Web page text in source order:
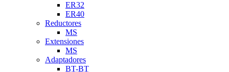
ER32
ER40
Reductores
MS
Extensiones
MS
Adaptadores
BT-BT